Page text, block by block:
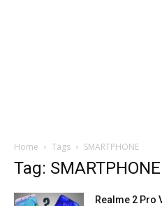
Home Tags SMARTPHONE
Tag: SMARTPHONE
Realme 2 Pro